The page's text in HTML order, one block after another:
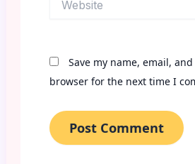
Save my name, email,
browser for the next time I